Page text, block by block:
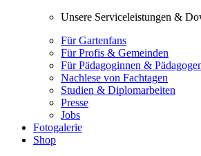
Unsere Serviceleistungen &
Für Gartenfans
Für Profis & Gemeinden
Für Pädagoginnen &
Nachlese von Fachtagen
Studien & Diplomarbeiten
Presse
Jobs
Fotogalerie
Shop